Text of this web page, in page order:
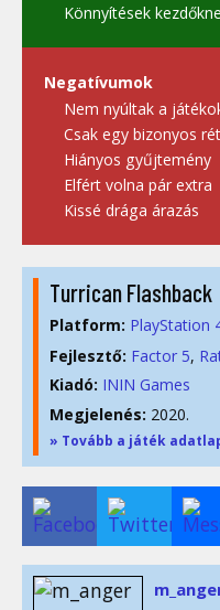
Könnyítések
Negatívumok
Nem nyúltak a
Csak egy bizonyos
Hiányos gyűjtemény
Elfért volna pár extra
Kissé drága árazás
Turrican Flashback
Platform: PlayStation
Fejlesztő: Factor 5,
Kiadó: ININ Games
Megjelenés: 2020.
» Tovább a játék